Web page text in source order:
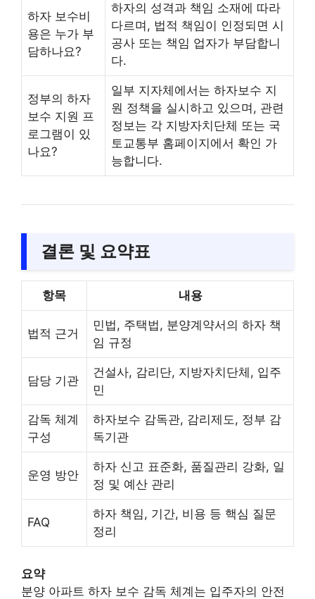
하자 보수비
용은 누가 부
담하나요?
하자의 성격과 책임 소재에 따라
다르며, 법적 책임이 인정되면 시
공사 또는 책임 업자가 부담합니
다.
정부의 하자
보수 지원 프
로그램이 있
나요?
일부 지자체에서는 하자보수 지
원 정책을 실시하고 있으며, 관련
정보는 각 지방자치단체 또는 국
토교통부 홈페이지에서 확인 가
능합니다.
결론 및 요약표
항목 내용
법적 근거
민법, 주택법, 분양계약서의 하자 책
임 규정
담당 기관
건설사, 감리단, 지방자치단체, 입주
민
감독 체계
구성
하자보수 감독관, 감리제도, 정부 감
독기관
운영 방안
하자 신고 표준화, 품질관리 강화, 일
정 및 예산 관리
FAQ
하자 책임, 기간, 비용 등 핵심 질문
정리
요약
분양 아파트 하자 보수 감독 체계는 입주자의 안전